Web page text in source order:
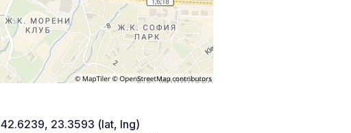
42.6239, 23.3593 (lat, lng)